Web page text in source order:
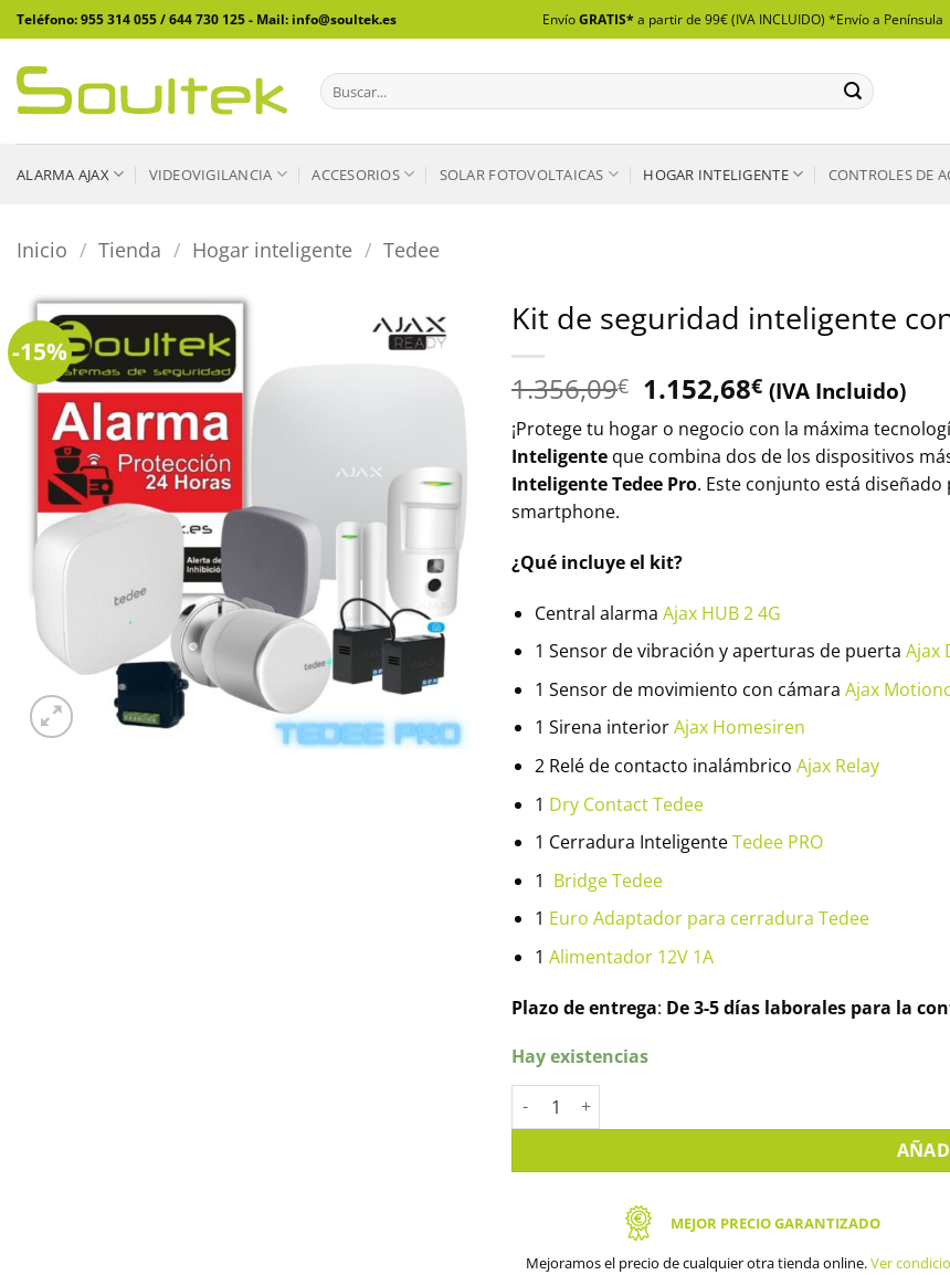
Saltar
al
contenido
Teléfono: 955 314 055 / 644 730 125 - Mail: info@soultek.es EnvíoGRATIS* a partir de 99€ (IVA INCLUIDO) *Envío a Península
Buscar
por:
ALARMA AJAX VIDEOVIGILANCIA ACCESORIOS SOLAR FOTOVOLTAICAS HOGAR INTELIGENTE CONTROLES DE
Inicio / Tienda / Hogar inteligente / Tedee
-15%
Kit de seguridad inteligente
1.356,09€ El
precio
original
era:
1.356,09€.
1.152,68€El
precio
actual
es:
1.152,68€.
(IVA Incluido)
¡Protege tu hogar o negocio con la máxima
Inteligente que combina dos de los dispositivos
Inteligente Tedee Pro. Este conjunto está
smartphone.
¿Qué incluye el kit?
Central alarma Ajax HUB 2 4G
1 Sensor de vibración y aperturas de puerta Ajax
1 Sensor de movimiento con cámara Ajax
1 Sirena interiorAjax Homesiren
2 Relé de contacto inalámbrico Ajax Relay
1 Dry Contact Tedee
1 Cerradura InteligenteTedee PRO
1 Bridge Tedee
1 Euro Adaptador para cerradura Tedee
1 Alimentador 12V 1A
Plazo de entrega: De 3-5 días laborales para la
Hay existencias
Kit de seguridad inteligente con Ajax y Tedee PRO cantidad
MEJOR PRECIO GARANTIZADO
Mejoramos el precio de cualquier otra tienda online.Ver